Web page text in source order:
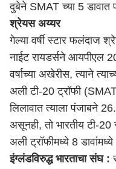
दुबेने SMAT च्या 5 डावात
श्रेयस अय्यर
गेल्या वर्षी स्टार फलंदाज
नाईट रायडर्सने आयपीएल
वर्षाच्या अखेरीस, त्याने
अली टी-20 ट्रॉफी
लिलावात त्याला पंजाबने
असूनही, तो भारतीय टी-
अली ट्रॉफीमध्ये 8
इंग्लंडविरुद्ध भारताचा संघ :